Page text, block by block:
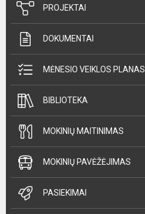
PROJEKTAI
DOKUMENTAI
MĖNESIO VEIKLOS PLANAS
BIBLIOTEKA
MOKINIŲ MAITINIMAS
MOKINIŲ PAVĖŽĖJIMAS
PASIEKIMAI